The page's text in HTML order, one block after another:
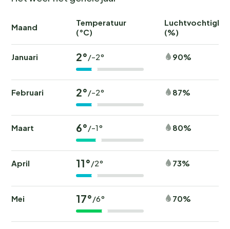
Maand
Temperatuur
(°C)
(%)
Januari 2°/-2° 90%
Februari 2°/-2° 87%
Maart 6°/-1° 80%
April 11°/2° 73%
Mei 17°/6° 70%